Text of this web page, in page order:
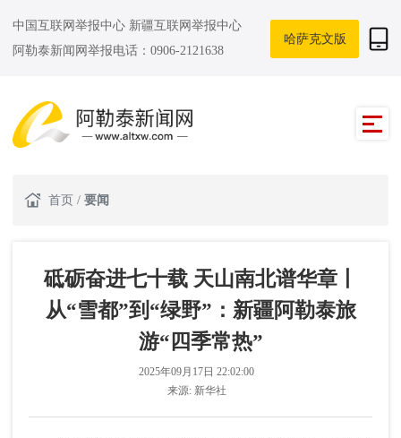
中国互联网举报中心 新疆互联网举报中心
阿勒泰新闻网举报电话：0906-2121638
哈萨克文版
首页 / 要闻
砥砺奋进七十载 天山南北谱华章丨
从“雪都”到“绿野”：新疆阿勒泰旅
游“四季常热”
2025年09月17日 22:02:00
来源: 新华社